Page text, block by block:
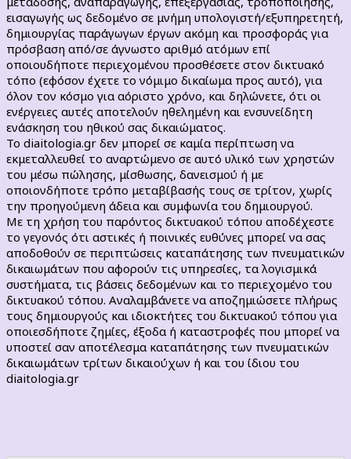
εισαγωγής ως δεδομένο σε μνήμη υπολογιστή/εξυπηρετητή,
δημιουργίας παράγωγων έργων ακόμη και προσφοράς για
πρόσβαση από/σε άγνωστο αριθμό ατόμων επί
οποιουδήποτε περιεχομένου προσθέσετε στον δικτυακό
τόπο (εφόσον έχετε το νόμιμο δικαίωμα προς αυτό), για
όλον τον κόσμο για αόριστο χρόνο, και δηλώνετε, ότι οι
ενέργειες αυτές αποτελούν ηθελημένη και ενσυνείδητη
ενάσκηση του ηθικού σας δικαιώματος.
Το diaitologia.gr δεν μπορεί σε καμία περίπτωση να
εκμεταλλευθεί τo αναρτώμενo σε αυτό υλικό των χρηστών
του μέσω πώλησης, μίσθωσης, δανεισμού ή με
οποιονδήποτε τρόπο μεταβίβασής τους σε τρίτον, χωρίς
την προηγούμενη άδεια και συμφωνία του δημιουργού.
Με τη χρήση του παρόντος δικτυακού τόπου αποδέχεστε
το γεγονός ότι αστικές ή ποινικές ευθύνες μπορεί να σας
αποδοθούν σε περιπτώσεις καταπάτησης των πνευματικών
δικαιωμάτων που αφορούν τις υπηρεσίες, τα λογισμικά
συστήματα, τις βάσεις δεδομένων και το περιεχομένο του
δικτυακού τόπου. Αναλαμβάνετε να αποζημιώσετε πλήρως
τους δημιουργούς και ιδιοκτήτες του δικτυακού τόπου για
οποιεσδήποτε ζημίες, έξοδα ή καταστροφές που μπορεί να
υποστεί σαν αποτέλεσμα καταπάτησης των πνευματικών
δικαιωμάτων τρίτων δικαιούχων ή και του ίδιου του
diaitologia.gr